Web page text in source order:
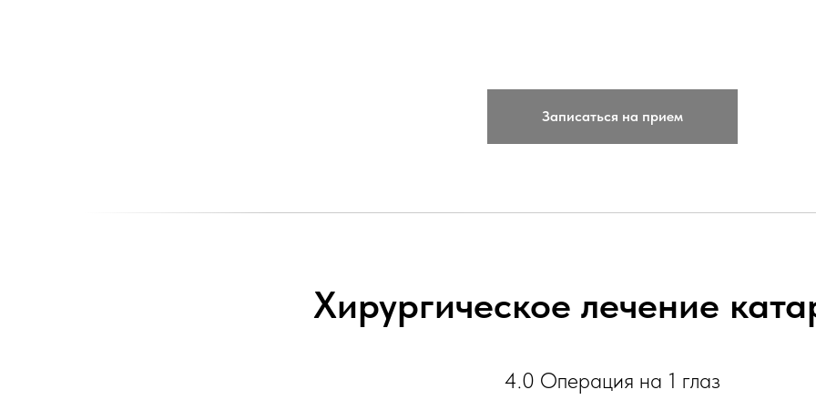
Записаться на прием
Хирургическое лечение
4.0 Операция на 1 глаз